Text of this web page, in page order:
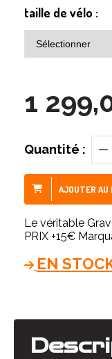
taille de vélo :
1
Quantité :
AJOUTER AU
Le véritable
PRIX +15€
EN